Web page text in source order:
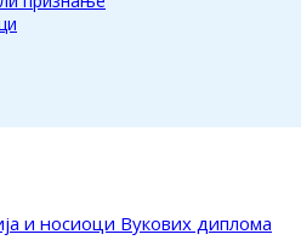
и носиоци Вукових диплома